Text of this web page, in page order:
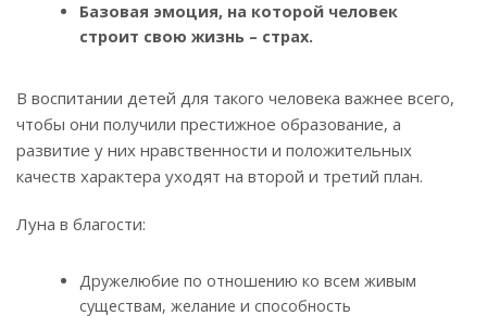
Базовая эмоция, на которой человек
строит свою жизнь – страх.
В воспитании детей для такого человека важнее всего,
чтобы они получили престижное образование, а
развитие у них нравственности и положительных
качеств характера уходят на второй и третий план.
Луна в благости:
Дружелюбие по отношению ко всем живым
существам, желание и способность